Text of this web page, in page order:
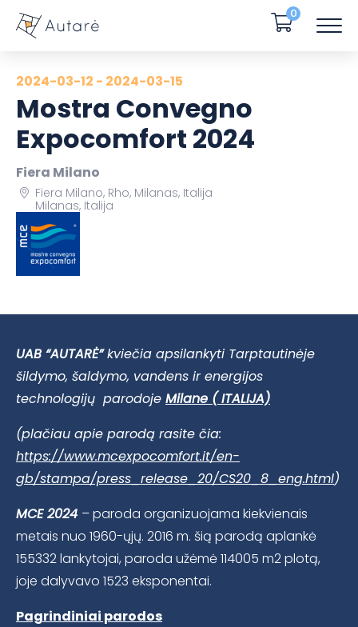
0
2024-03-12 - 2024-03-15
Mostra Convegno
Expocomfort 2024
Fiera Milano
Fiera Milano, Rho, Milanas, Italija
Milanas, Italija
UAB “AUTARĖ”kviečia apsilankyti Tarptautinėje
šildymo, šaldymo, vandens ir energijos
technologijų parodoje Milane ( ITALIJA)
(plačiau apie parodą rasite čia:
https://www.mcexpocomfort.it/en-
gb/stampa/press_release_20/CS20_8_eng.html)
MCE 2024 – paroda organizuojama kiekvienais
metais nuo 1960-ųjų. 2016 m. šią parodą aplankė
155332 lankytojai, paroda užėmė 114005 m2 plotą,
joje dalyvavo 1523 eksponentai.
Pagrindiniai parodos